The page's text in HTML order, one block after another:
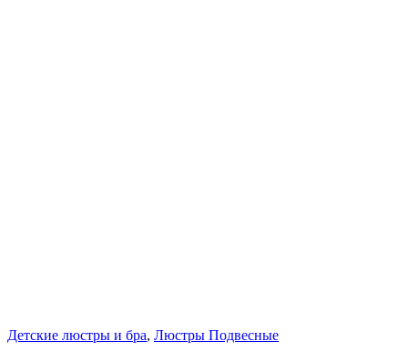
Детские люстры и бра, Люстры Подвесные